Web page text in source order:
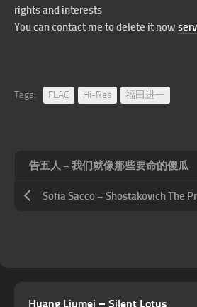
rights and interests
You can contact me to delete it now
Tags: FLAC Hi-Res 福田进一
告五人 – 我们就像那些要命的傻瓜
Sofia Sacco – Shostakovich The
Huang Liumei – Silent Lotus